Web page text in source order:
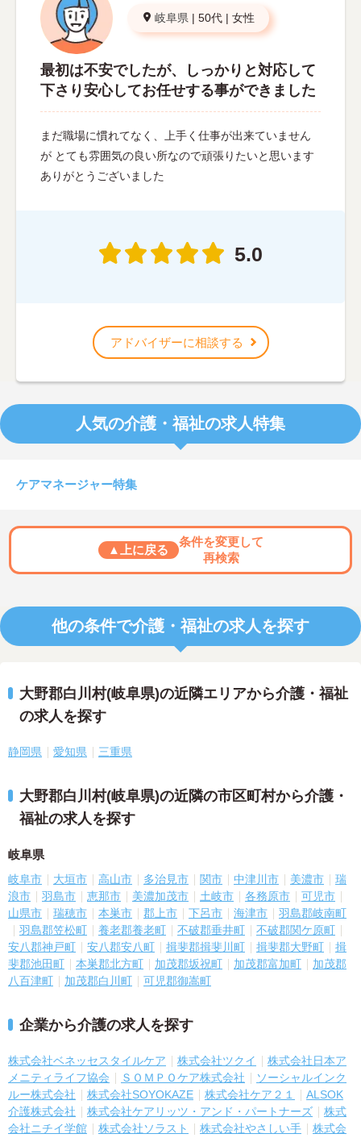
岐阜県 | 50代 | 女性
最初は不安でしたが、しっかりと対応して
下さり安心してお任せする事ができました
まだ職場に慣れてなく、上手く仕事が出来ていません
が とても雰囲気の良い所なので頑張りたいと思います
ありがとうございました
5.0
アドバイザーに相談する
人気の介護・福祉の求人特集
ケアマネージャー特集
▲上に戻る
条件を変更して
再検索
他の条件で介護・福祉の求人を探す
大野郡白川村(岐阜県)の近隣エリアから介護・福祉
の求人を探す
静岡県 愛知県 三重県
大野郡白川村(岐阜県)の近隣の市区町村から介護・
福祉の求人を探す
岐阜県
岐阜市 大垣市 高山市 多治見市 関市 中津川市 美濃市
瑞
浪市
羽島市 恵那市 美濃加茂市 土岐市 各務原市
可児市
山県市
瑞穂市 本巣市 郡上市 下呂市 海津市
羽島郡岐南町
羽島郡笠松町
養老郡養老町 不破郡垂井町
不破郡関ケ原町
安八郡神戸町
安八郡安八町 揖斐郡揖斐川町 揖斐郡大野町
揖
斐郡池田町
本巣郡北方町 加茂郡坂祝町 加茂郡富加町
加茂郡
八百津町
加茂郡白川町 可児郡御嵩町
企業から介護の求人を探す
株式会社ベネッセスタイルケア 株式会社ツクイ
株式会社日本ア
メニティライフ協会
ＳＯＭＰＯケア株式会社
ソーシャルインク
ルー株式会社
株式会社SOYOKAZE 株式会社ケア２１
ALSOK
介護株式会社
株式会社ケアリッツ・アンド・パートナーズ
株式
会社ニチイ学館
株式会社ソラスト 株式会社やさしい手 株式会